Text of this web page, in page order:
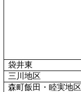
袋井東
三川地区
森町飯田・睦実地区